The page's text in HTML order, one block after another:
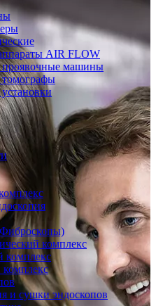
AIR FLOW
проявочные машины
томографы
комплекс
комплекс
комплекс
и сушки эндоскопов